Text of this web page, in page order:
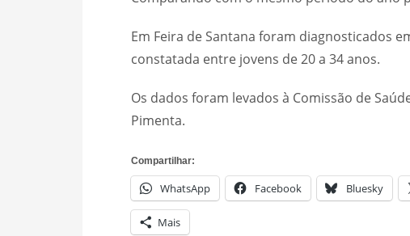
Em Feira de Santana foram diagnosticados
constatada entre jovens de 20 a 34 anos.
Os dados foram levados à Comissão de
Pimenta.
Compartilhar:
WhatsApp Facebook Bluesky
Mais